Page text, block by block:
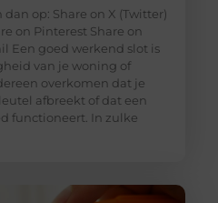
op: Share on X (Twitter)
on Pinterest Share on
Een goed werkend slot is
van je woning of
overkomen dat je
afbreekt of dat een
functioneert. In zulke